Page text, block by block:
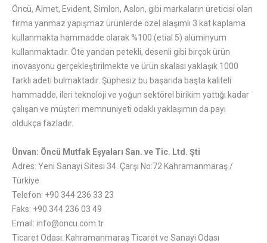
Öncü, Almet, Evident, Simlon, Aslon, gibi markaların üreticisi olan
firma yanmaz yapışmaz ürünlerde özel alaşımlı 3 kat kaplama
kullanmakta hammadde olarak %100 (etial 5) alüminyum
kullanmaktadır. Öte yandan petekli, desenli gibi birçok ürün
inovasyonu gerçekleştirilmekte ve ürün skalası yaklaşık 1000
farklı adeti bulmaktadır. Şüphesiz bu başarıda başta kaliteli
hammadde, ileri teknoloji ve yoğun sektörel birikim yattığı kadar
çalışan ve müşteri memnuniyeti odaklı yaklaşımın da payı
oldukça fazladır.
Ünvan: Öncü Mutfak Eşyaları San. ve Tic. Ltd. Şti
Adres: Yeni Sanayi Sitesi 34. Çarşı No:72 Kahramanmaraş /
Türkiye
Telefon: +90 344 236 33 23
Faks: +90 344 236 03 49
Email: info@oncu.com.tr
Ticaret Odası: Kahramanmaraş Ticaret ve Sanayi Odası